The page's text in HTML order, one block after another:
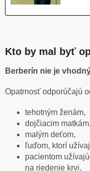
Kto by mal byť
Berberín nie je
Opatrnosť odporúčajú
tehotným ženám,
dojčiacim matkám,
malým deťom,
ľuďom, ktorí
pacientom
na riedenie krvi.